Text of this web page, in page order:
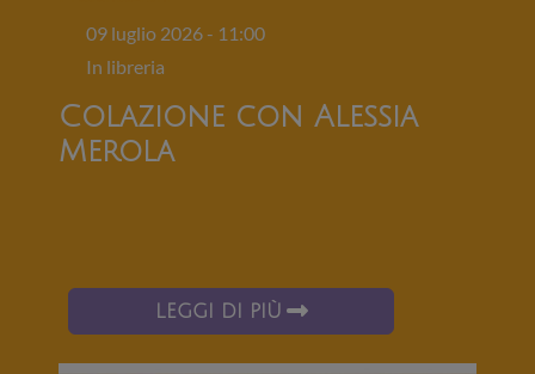
09 luglio 2026 - 11:00
In libreria
Colazione con Alessia
Merola
LEGGI DI PIÙ